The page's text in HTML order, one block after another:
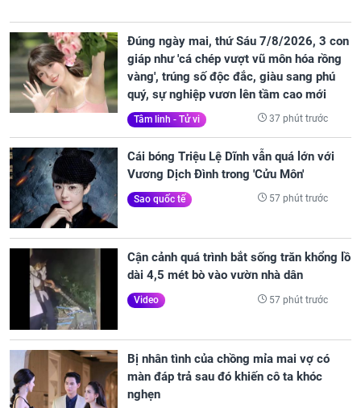
Đúng ngày mai, thứ Sáu 7/8/2026, 3 con
giáp như 'cá chép vượt vũ môn hóa rồng
vàng', trúng số độc đắc, giàu sang phú
quý, sự nghiệp vươn lên tầm cao mới
Tâm linh - Tử vi 37 phút trước
Cái bóng Triệu Lệ Dĩnh vẫn quá lớn với
Vương Dịch Đình trong 'Cửu Môn'
Sao quốc tế 57 phút trước
Cận cảnh quá trình bắt sống trăn khổng lồ
dài 4,5 mét bò vào vườn nhà dân
Video 57 phút trước
Bị nhân tình của chồng mỉa mai vợ có
màn đáp trả sau đó khiến cô ta khóc
nghẹn